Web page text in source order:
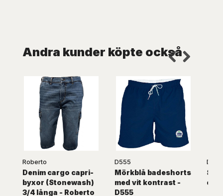
Andra kunder köpte också
Roberto
Denim cargo capri-
byxor (Stonewash)
3/4 långa - Roberto
D555
Mörkblå badeshorts
med vit kontrast -
D555
D555